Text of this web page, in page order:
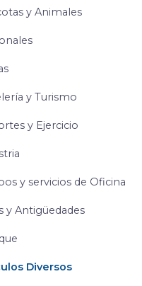
y Animales
y Turismo
y Ejercicio
y servicios de Oficina
y Antigüedades
Diversos